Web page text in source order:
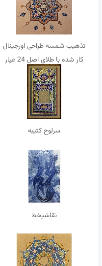
تذهیب شمسه طراحی اورجینال
کار شده با طلای اصل 24 عیار
آلمانی زرد و مسی. کاغذ آهار
مهره
سرلوح کتیبه
نقاشیخط